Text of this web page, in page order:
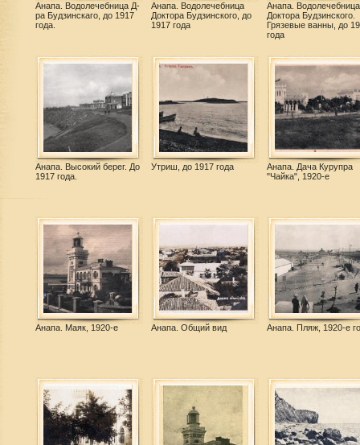
Анапа. Водолечебница Д-
ра Будзинскаго, до 1917
года.
Анапа. Водолечебница
Доктора Будзинского, до
1917 года
Анапа. Водолечебница
Доктора Будзинского.
Грязевые ванны, до
года
Анапа. Высокий берег. До
1917 года.
Утриш, до 1917 года
Анапа. Дача Курупра
"Чайка", 1920-е
Анапа. Маяк, 1920-е Анапа. Общий вид Анапа. Пляж, 1920-е